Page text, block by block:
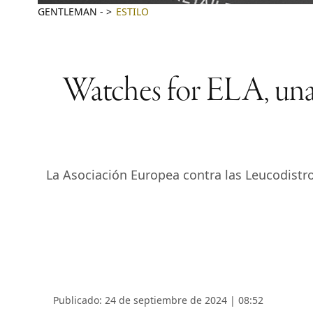
GENTLEMAN - ESTILO
Watches for ELA,
La Asociación Europea contra las
Publicado: 24 de septiembre de 2024 | 08:52